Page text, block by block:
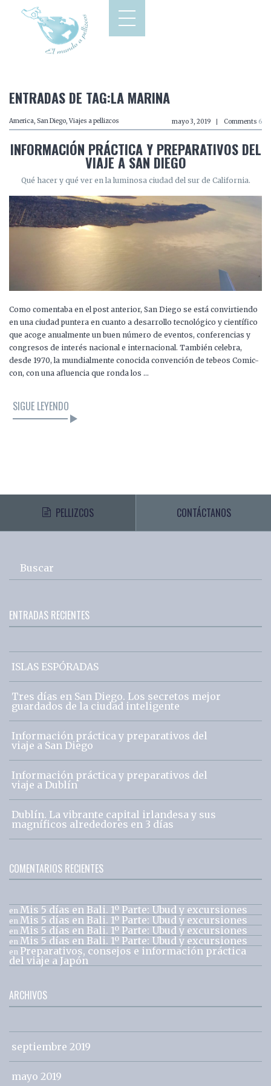
ENTRADAS DE TAG:LA MARINA
America, San Diego, Viajes a pellizcos mayo 3, 2019 Comments 6
INFORMACIÓN PRÁCTICA Y PREPARATIVOS DEL
VIAJE A SAN DIEGO
Qué hacer y qué ver en la luminosa ciudad del sur de California.
Como comentaba en el post anterior, San Diego se está convirtiendo
en una ciudad puntera en cuanto a desarrollo tecnológico y científico
que acoge anualmente un buen número de eventos, conferencias y
congresos de interés nacional e internacional. También celebra,
desde 1970, la mundialmente conocida convención de tebeos Comic-
con, con una afluencia que ronda los …
SIGUE LEYENDO
PELLIZCOS CONTÁCTANOS
Buscar
ENTRADAS RECIENTES
ISLAS ESPÓRADAS
Tres días en San Diego. Los secretos mejor
guardados de la ciudad inteligente
Información práctica y preparativos del
viaje a San Diego
Información práctica y preparativos del
viaje a Dublín
Dublín. La vibrante capital irlandesa y sus
magníficos alrededores en 3 días
COMENTARIOS RECIENTES
en Mis 5 días en Bali. 1º Parte: Ubud y excursiones
en Mis 5 días en Bali. 1º Parte: Ubud y excursiones
en Mis 5 días en Bali. 1º Parte: Ubud y excursiones
en Mis 5 días en Bali. 1º Parte: Ubud y excursiones
en Preparativos, consejos e información práctica
del viaje a Japón
ARCHIVOS
septiembre 2019
mayo 2019